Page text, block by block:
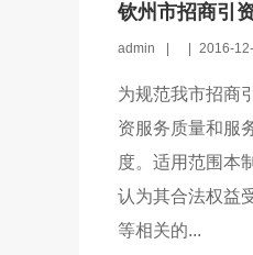
钦州市招商引
admin 2016-
为规范我市招商
资服务质量和服
度。适用范围本
认为其合法权益
等相关的...